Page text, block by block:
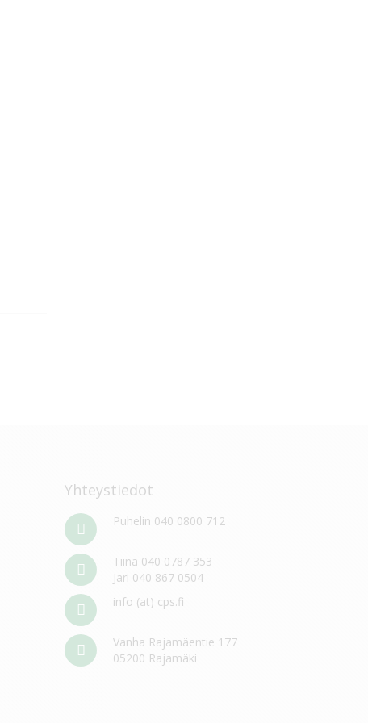
Yhteystiedot
Puhelin 040 0800 712
Tiina 040 0787 353
Jari 040 867 0504
info (at) cps.fi
Vanha Rajamäentie 177
05200 Rajamäki